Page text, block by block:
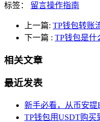
标签： 留言操作指南
上一篇: TP钱包转账
下一篇 : TP钱包是什
相关文章
最近发表
新手必看，从币安
TP钱包用USDT购买